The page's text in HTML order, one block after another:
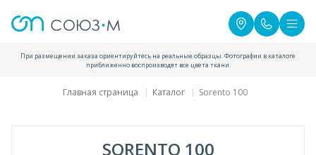
При размещении заказа ориентируйтесь на реальные образцы. Фотографии в каталоге
приближенно воспроизводят все цвета ткани.
Главная страница Каталог Sorento 100
SORENTO 100